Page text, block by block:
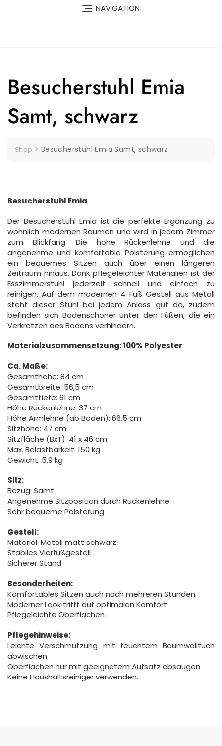
NAVIGATION
Besucherstuhl Emia
Samt, schwarz
Shop > Besucherstuhl Emia Samt, schwarz
Besucherstuhl Emia
Der Besucherstuhl Emia ist die perfekte Ergänzung zu
wohnlich modernen Räumen und wird in jedem Zimmer
zum Blickfang. Die hohe Rückenlehne und die
angenehme und komfortable Polsterung ermöglichen
ein bequemes Sitzen auch über einen längeren
Zeitraum hinaus. Dank pflegeleichter Materialien ist der
Esszimmerstuhl jederzeit schnell und einfach zu
reinigen. Auf dem modernen 4-Fuß Gestell aus Metall
steht dieser Stuhl bei jedem Anlass gut da, zudem
befinden sich Bodenschoner unter den Füßen, die ein
Verkratzen des Bodens verhindern.
Materialzusammensetzung: 100% Polyester
Ca. Maße:
Gesamthöhe: 84 cm
Gesamtbreite: 56,5 cm
Gesamttiefe: 61 cm
Höhe Rückenlehne: 37 cm
Höhe Armlehne (ab Boden): 66,5 cm
Sitzhöhe: 47 cm
Sitzfläche (BxT): 41 x 46 cm
Max. Belastbarkeit: 150 kg
Gewicht: 5,9 kg
Sitz:
Bezug: Samt
Angenehme Sitzposition durch Rückenlehne
Sehr bequeme Polsterung
Gestell:
Material: Metall matt schwarz
Stabiles Vierfußgestell
Sicherer Stand
Besonderheiten:
Komfortables Sitzen auch nach mehreren Stunden
Moderner Look trifft auf optimalen Komfort
Pflegeleichte Oberflächen
Pflegehinweise:
Leichte Verschmutzung mit feuchtem Baumwolltuch
abwischen
Oberflächen nur mit geeignetem Aufsatz absaugen
Keine Haushaltsreiniger verwenden.